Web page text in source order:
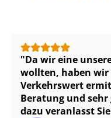
Da wir eine
wollten, haben wir
Verkehrswert
Beratung und sehr
dazu veranlasst